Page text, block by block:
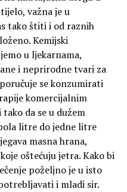
važna je u
tako štiti i od raznih
Kemijski
u ljekarnama,
i neprirodne tvari za
se konzumirati
komercijalnim
da se u dužem
litre do jedne litre
masna hrana,
oštećuju jetra. Kako bi
poželjno je u isto
i mladi sir.